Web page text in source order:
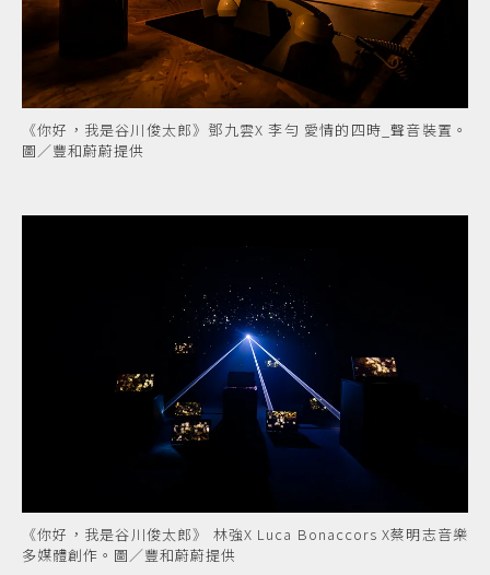
《你好，我是谷川俊太郎》鄧九雲X 李勻 愛情的四時_聲音裝置。
圖／豐和蔚蔚提供
《你好，我是谷川俊太郎》 林強X Luca Bonaccors X蔡明志音樂
多媒體創作。圖／豐和蔚蔚提供